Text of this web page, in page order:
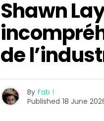
Shawn
de
By Fab !
Published 18 June